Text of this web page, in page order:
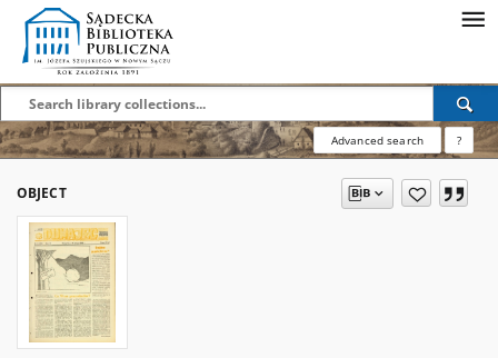
Advanced search ?
OBJECT